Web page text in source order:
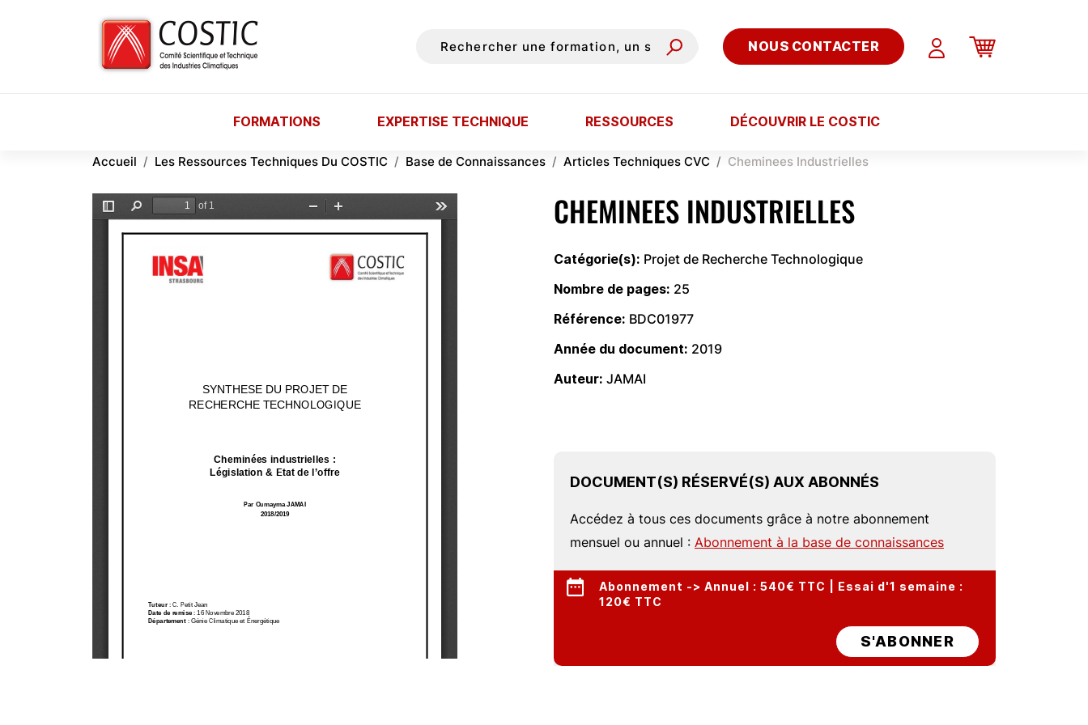
NOUS CONTACTER
FORMATIONS EXPERTISE TECHNIQUE RESSOURCES DÉCOUVRIR LE COSTIC
Accueil Les Ressources Techniques Du COSTIC Base de Connaissances Articles Techniques CVC Cheminees Industrielles
CHEMINEES INDUSTRIELLES
Catégorie(s) Projet de Recherche Technologique
Nombre de pages 25
Référence BDC01977
Année du document 2019
Auteur JAMAI
DOCUMENT(S) RÉSERVÉ(S) AUX ABONNÉS
Accédez à tous ces documents grâce à notre abonnement
mensuel ou annuel : Abonnement à la base de connaissances
Abonnement -> Annuel : 540€ TTC | Essai d'1 semaine :
120€ TTC
S'ABONNER